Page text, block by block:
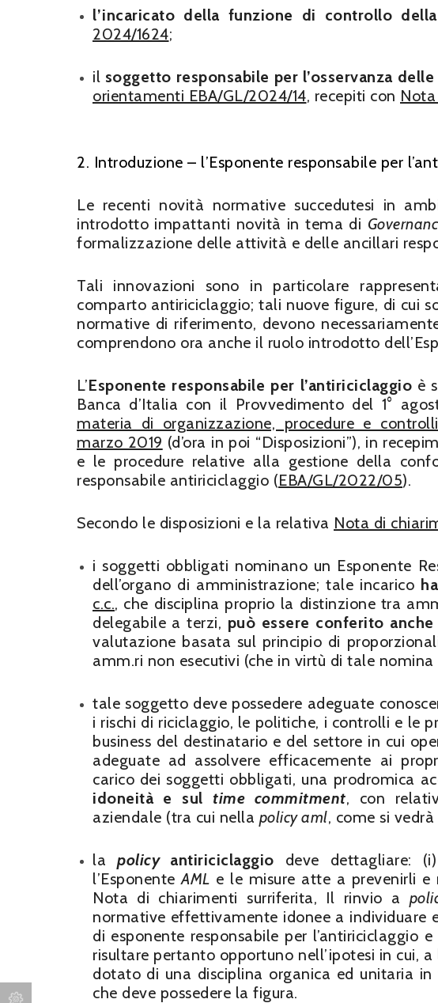
l’incaricato della funzione di controllo
2024/1624;
il soggetto responsabile per l’osservanza
orientamenti EBA/GL/2024/14, recepiti con
2. Introduzione – l’Esponente responsabile per
Le recenti novità normative succedutesi in
introdotto impattanti novità in tema di
formalizzazione delle attività e delle ancillari
Tali innovazioni sono in particolare
comparto antiriciclaggio; tali nuove figure, di cui
normative di riferimento, devono
comprendono ora anche il ruolo introdotto
L’Esponente responsabile per l’antiriciclaggio è
Banca d’Italia con il Provvedimento del 1°
materia di organizzazione, procedure e
marzo 2019 (d’ora in poi “Disposizioni”), in
e le procedure relative alla gestione della
responsabile antiriciclaggio (EBA/GL/2022/05).
Secondo le disposizioni e la relativa Nota di
i soggetti obbligati nominano un Esponente
dell’organo di amministrazione; tale incarico
c.c., che disciplina proprio la distinzione tra
delegabile a terzi, può essere conferito anche
valutazione basata sul principio di
amm.ri non esecutivi (che in virtù di tale
tale soggetto deve possedere adeguate
i rischi di riciclaggio, le politiche, i controlli e le
business del destinatario e del settore in cui
adeguate ad assolvere efficacemente ai
carico dei soggetti obbligati, una prodromica
idoneità e sul time commitment, con
aziendale (tra cui nella policy aml, come si
la policy antiriciclaggio deve dettagliare:
l’EsponenteAML e le misure atte a prevenirli
Nota di chiarimenti surriferita, Il rinvio a
normative effettivamente idonee a individuare
di esponente responsabile per l’antiriciclaggio
risultare pertanto opportuno nell’ipotesi in cui,
dotato di una disciplina organica ed unitaria
che deve possedere la figura.